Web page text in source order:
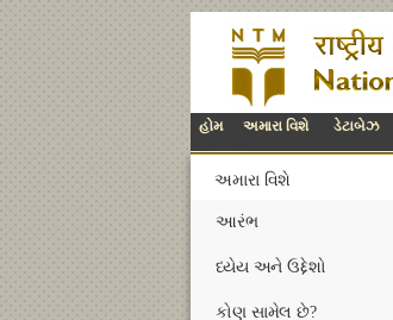
હોમ અમારા વિશે ડેટાબેઝ
અમારા વિશે
આરંભ
ધ્યેય અને ઉદ્દેશો
કોણ સામેલ છે?